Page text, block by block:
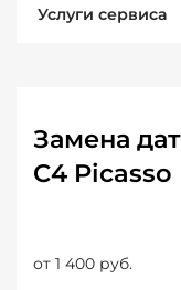
Услуги сервиса
Замена
C4 Picasso
от 1 400 руб.